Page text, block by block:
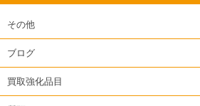
その他
ブログ
買取強化品目